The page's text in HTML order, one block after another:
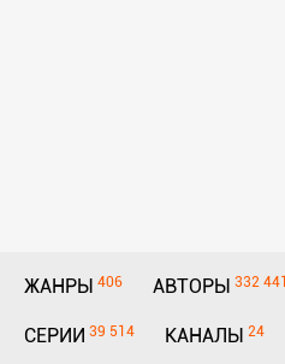
ЖАНРЫ 406 АВТОРЫ 332 441
СЕРИИ 39 514 КАНАЛЫ 24